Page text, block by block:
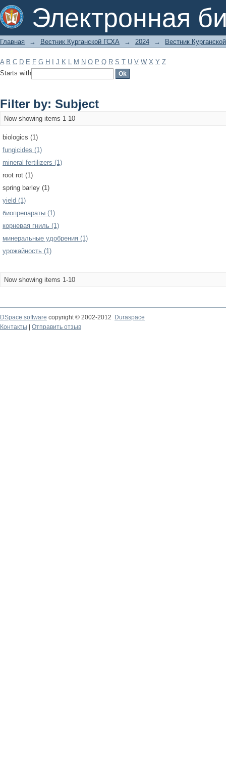
Электронная
Filter by: Subject
Главная → Вестник Курганской ГСХА → 2024 → Вестник
A B C D E F G H J K L M N O P Q R S T U V W X Y Z
Starts with
Filter by: Subject
Now showing items 1-10
biologics (1)
fungicides (1)
mineral fertilizers (1)
root rot (1)
spring barley (1)
yield (1)
биопрепараты (1)
корневая гниль (1)
минеральные удобрения (1)
урожайность (1)
Now showing items 1-10
DSpace software copyright © 2002-2012
Duraspace
Контакты
Отправить отзыв